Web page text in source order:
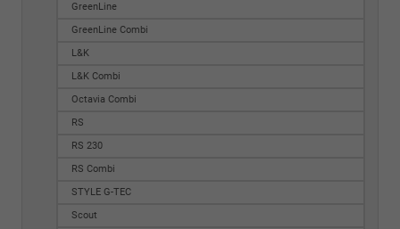
GreenLine
GreenLine Combi
L&K
L&K Combi
Octavia Combi
RS
RS 230
RS Combi
STYLE G-TEC
Scout